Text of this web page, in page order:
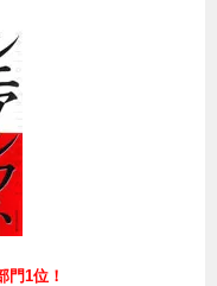
門1位！